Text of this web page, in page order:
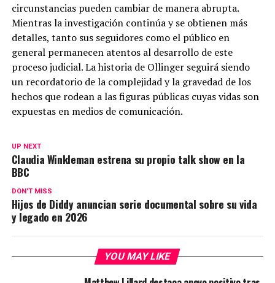
circunstancias pueden cambiar de manera abrupta.
Mientras la investigación continúa y se obtienen más
detalles, tanto sus seguidores como el público en
general permanecen atentos al desarrollo de este
proceso judicial. La historia de Ollinger seguirá siendo
un recordatorio de la complejidad y la gravedad de los
hechos que rodean a las figuras públicas cuyas vidas son
expuestas en medios de comunicación.
UP NEXT
Claudia Winkleman estrena su propio talk show en la
BBC
DON'T MISS
Hijos de Diddy anuncian serie documental sobre su vida
y legado en 2026
YOU MAY LIKE